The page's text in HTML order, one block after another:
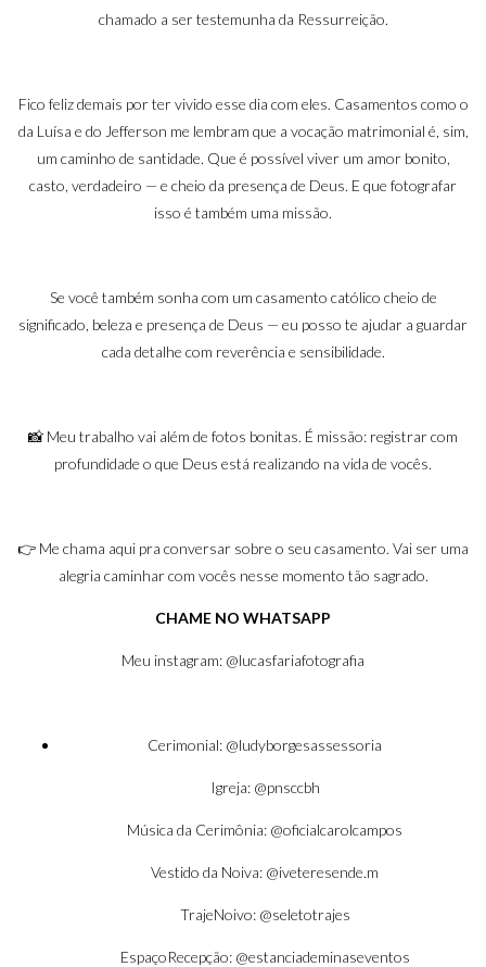
chamado a ser testemunha da Ressurreição.
Fico feliz demais por ter vivido esse dia com eles. Casamentos como o
da Luísa e do Jefferson me lembram que a vocação matrimonial é, sim,
um caminho de santidade. Que é possível viver um amor bonito,
casto, verdadeiro — e cheio da presença de Deus. E que fotografar
isso é também uma missão.
Se você também sonha com um casamento católico cheio de
significado, beleza e presença de Deus — eu posso te ajudar a guardar
cada detalhe com reverência e sensibilidade.
📸 Meu trabalho vai além de fotos bonitas. É missão: registrar com
profundidade o que Deus está realizando na vida de vocês.
👉 Me chama aqui pra conversar sobre o seu casamento. Vai ser uma
alegria caminhar com vocês nesse momento tão sagrado.
CHAME NO WHATSAPP
Meu instagram: @lucasfariafotografia
Cerimonial: @ludyborgesassessoria
Igreja: @pnsccbh
Música da Cerimônia: @oficialcarolcampos
Vestido da Noiva: @iveteresende.m
TrajeNoivo: @seletotrajes
EspaçoRecepção: @estanciademinaseventos